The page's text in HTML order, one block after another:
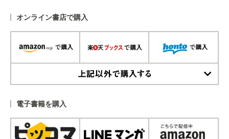
オンライン書店で購入
電子書籍を購入